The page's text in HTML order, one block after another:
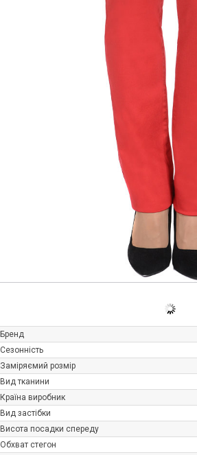
Бренд
Сезонність
Заміряємий розмір
Вид тканини
Країна виробник
Вид застібки
Висота посадки спереду
Обхват стегон